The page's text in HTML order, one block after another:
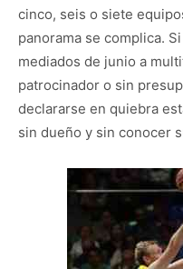
cinco, seis o siete
panorama se complica.
mediados de junio a
patrocinador o sin
declararse en quiebra
sin dueño y sin conocer